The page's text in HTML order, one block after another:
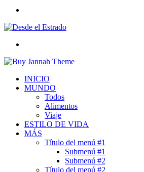
INICIO
MUNDO
Todos
Alimentos
Viaje
ESTILO DE VIDA
MÁS
Título del menú #1
Submenú #1
Submenú #2
Título del menú #2